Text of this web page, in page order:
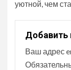
уютной, чем
Добавить
Ваш адрес